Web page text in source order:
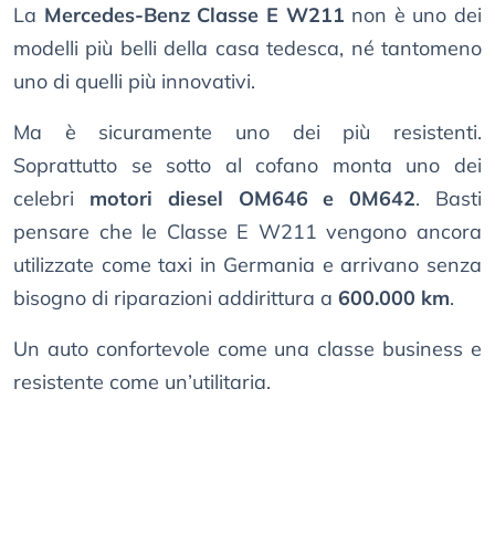
La Mercedes-Benz Classe E W211 non è uno dei
modelli più belli della casa tedesca, né tantomeno
uno di quelli più innovativi.
Ma è sicuramente uno dei più resistenti.
Soprattutto se sotto al cofano monta uno dei
celebri motori diesel OM646 e 0M642. Basti
pensare che le Classe E W211 vengono ancora
utilizzate come taxi in Germania e arrivano senza
bisogno di riparazioni addirittura a 600.000 km.
Un auto confortevole come una classe business e
resistente come un’utilitaria.